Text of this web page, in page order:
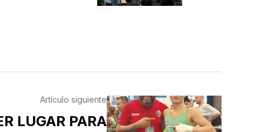
Artículo siguiente
LUGAR PARA